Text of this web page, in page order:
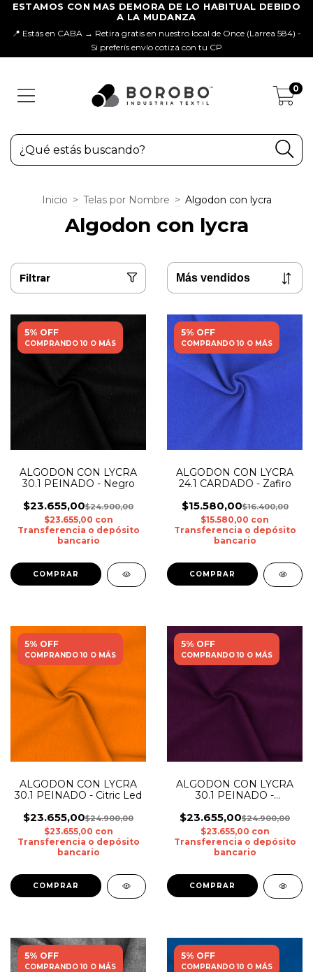
📍 Estás en CABA → Retira gratis en nuestro local de Once (Larrea 584) -
Si preferís envío cotizá con tu CP
0
Inicio > Telas por Nombre > Algodon con lycra
Algodon con lycra
Filtrar
5% OFF
COMPRANDO 10 O MÁS
ALGODON CON LYCRA
30.1 PEINADO - Negro
$23.655,00$24.900,00
$23.655,00 con
Transferencia o depósito
bancario
5% OFF
COMPRANDO 10 O MÁS
ALGODON CON LYCRA
24.1 CARDADO - Zafiro
$15.580,00$16.400,00
$15.580,00 con
Transferencia o depósito
bancario
5% OFF
COMPRANDO 10 O MÁS
ALGODON CON LYCRA
30.1 PEINADO - Citric Led
$23.655,00$24.900,00
$23.655,00 con
Transferencia o depósito
bancario
5% OFF
COMPRANDO 10 O MÁS
ALGODON CON LYCRA
30.1 PEINADO -
$23.655,00$24.900,00
$23.655,00 con
Transferencia o depósito
bancario
5% OFF
COMPRANDO 10 O MÁS
5% OFF
COMPRANDO 10 O MÁS